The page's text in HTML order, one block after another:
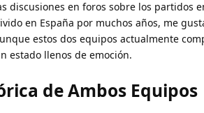
discusiones en foros sobre los partidos
en España por muchos años, me
estos dos equipos actualmente
estado llenos de emoción.
de Ambos Equipos